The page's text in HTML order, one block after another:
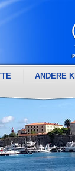
ANDERE